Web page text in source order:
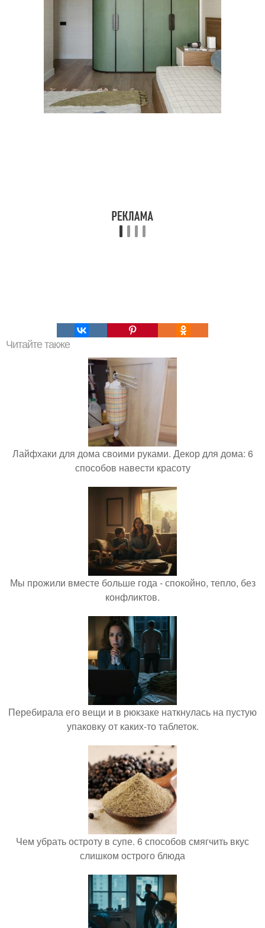
Читайте также
Лайфхаки для дома своими руками. Декор для дома: 6
способов навести красоту
Мы прожили вместе больше года - спокойно, тепло, без
конфликтов.
Перебирала его вещи и в рюкзаке наткнулась на пустую
упаковку от каких-то таблеток.
Чем убрать остроту в супе. 6 способов смягчить вкус
слишком острого блюда